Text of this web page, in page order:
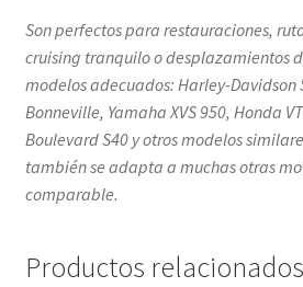
Son perfectos para restauraciones,
cruising tranquilo o desplazamientos
modelos adecuados: Harley-Davidson
Bonneville, Yamaha XVS 950, Honda
Boulevard S40 y otros modelos
también se adapta a muchas otras
comparable.
Productos relacionados